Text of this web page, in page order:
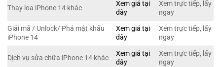
Thay loa iPhone 14 khác
Xem giá tại
đây
Xem trực tiếp, lấy
ngay
Giải mã / Unlock/ Phá mật khẩu
iPhone 14
Xem giá tại
đây
Xem trực tiếp, lấy
ngay
Dịch vụ sửa chữa iPhone 14 khác
Xem giá tại
đây
Xem trực tiếp, lấy
ngay